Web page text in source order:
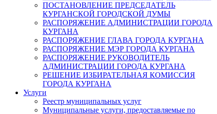
ПОСТАНОВЛЕНИЕ ПРЕДСЕДАТЕЛЬ
КУРГАНСКОЙ ГОРОДСКОЙ ДУМЫ
РАСПОРЯЖЕНИЕ АДМИНИСТРАЦИИ ГОРОДА
КУРГАНА
РАСПОРЯЖЕНИЕ ГЛАВА ГОРОДА КУРГАНА
РАСПОРЯЖЕНИЕ МЭР ГОРОДА КУРГАНА
РАСПОРЯЖЕНИЕ РУКОВОДИТЕЛЬ
АДМИНИСТРАЦИИ ГОРОДА КУРГАНА
РЕШЕНИЕ ИЗБИРАТЕЛЬНАЯ КОМИССИЯ
ГОРОДА КУРГАНА
Услуги
Реестр муниципальных услуг
Муниципальные услуги, предоставляемые по